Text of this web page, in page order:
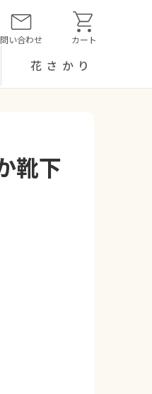
問い合わせ カート
花さかり
靴下